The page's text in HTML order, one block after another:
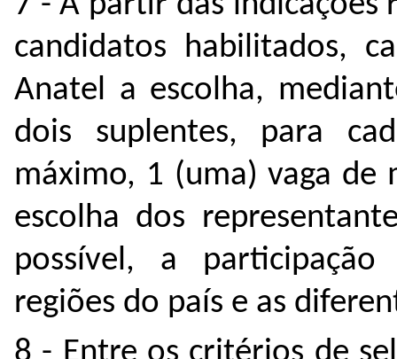
candidatos habilitados,
Anatel a escolha,
dois suplentes, para
máximo, 1 (uma) vaga
escolha dos
possível, a
regiões do país e as